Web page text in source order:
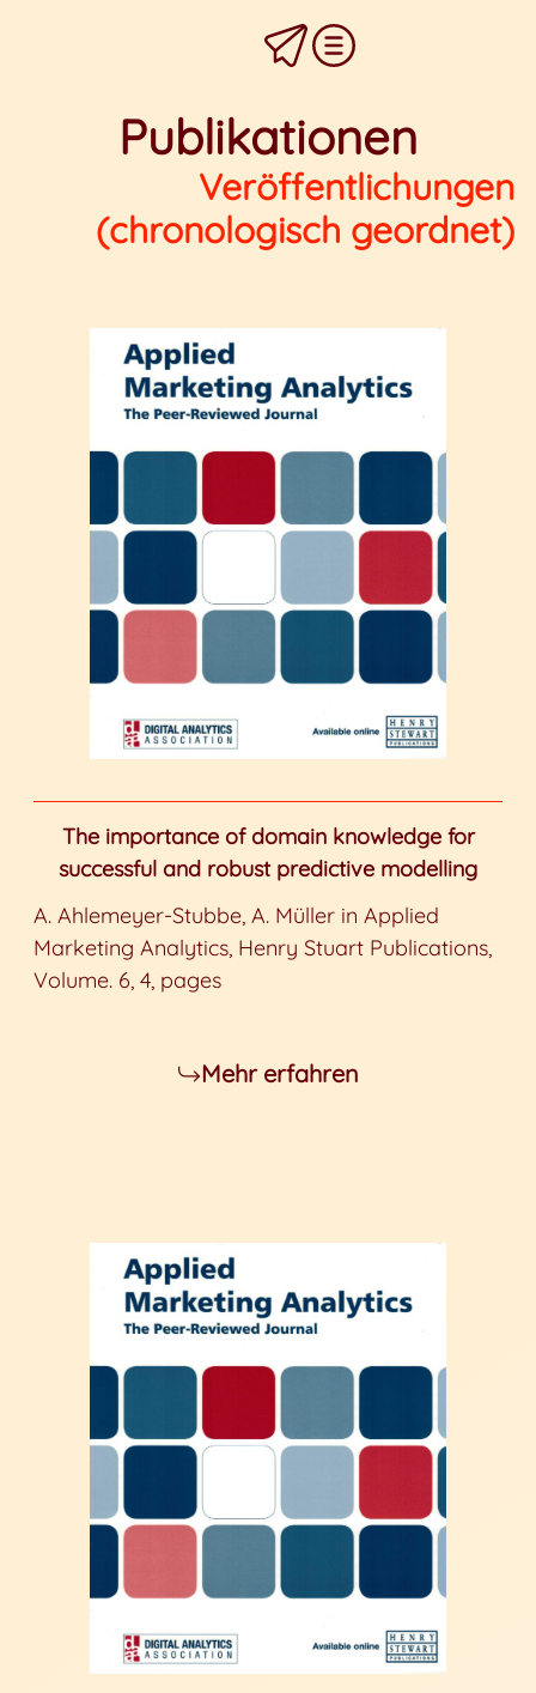
Publikationen
Veröffentlichungen
(chronologisch geordnet)
The importance of domain knowledge for
successful and robust predictive modelling
A. Ahlemeyer-Stubbe, A. Müller in Applied
Marketing Analytics, Henry Stuart Publications,
Volume. 6, 4, pages
Mehr erfahren